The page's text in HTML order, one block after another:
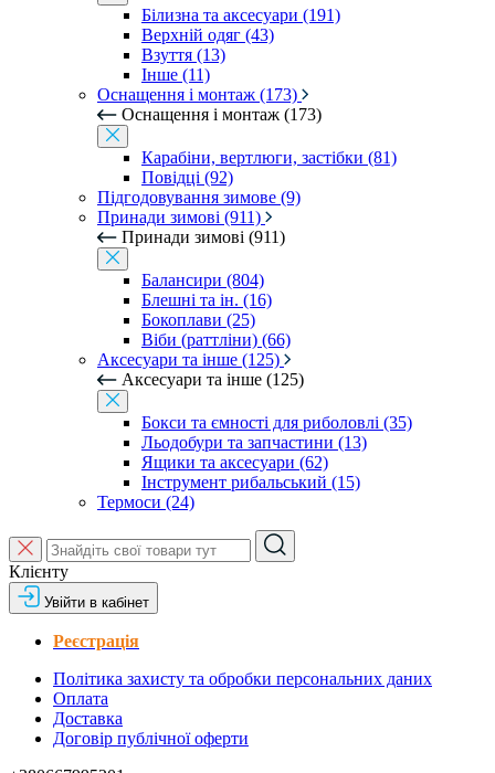
Білизна та аксесуари (191)
Верхній одяг (43)
Взуття (13)
Інше (11)
Оснащення і монтаж (173)
Оснащення і монтаж (173)
Карабіни, вертлюги, застібки (81)
Повідці (92)
Підгодовування зимове (9)
Принади зимові (911)
Принади зимові (911)
Балансири (804)
Блешні та ін. (16)
Бокоплави (25)
Віби (раттліни) (66)
Аксесуари та інше (125)
Аксесуари та інше (125)
Бокси та ємності для риболовлі (35)
Льодобури та запчастини (13)
Ящики та аксесуари (62)
Інструмент рибальський (15)
Термоси (24)
Клієнту
Увійти в кабінет
Реєстрація
Політика захисту та обробки персональних даних
Оплата
Доставка
Договір публічної оферти